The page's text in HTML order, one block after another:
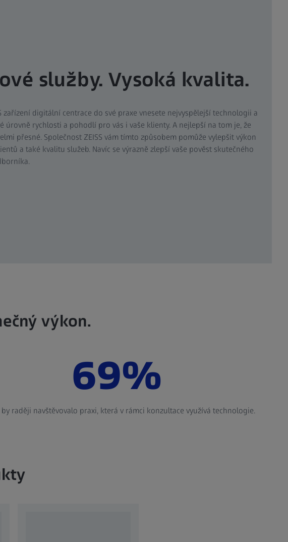
služby. Vysoká kvalita.
zařízení digitální centrace do své praxe vnesete nejvyspělejší technologii a
úrovně rychlosti a pohodlí pro vás i vaše klienty. A nejlepší na tom je, že
přesné. Společnost ZEISS vám tímto způsobem pomůže vylepšit výkon
a také kvalitu služeb. Navíc se výrazně zlepší vaše pověst skutečného
výkon.
69%
raději navštěvovalo praxi, která v rámci konzultace využívá technologie.